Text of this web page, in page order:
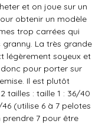
et on joue sur un
obtenir un modèle
trop carrées qui
La très grande
légèrement soyeux et
pour porter sur
Il est plutôt
tailles : taille 1 : 36/40
(utilise 6 à 7 pelotes
prendre 7 pour être